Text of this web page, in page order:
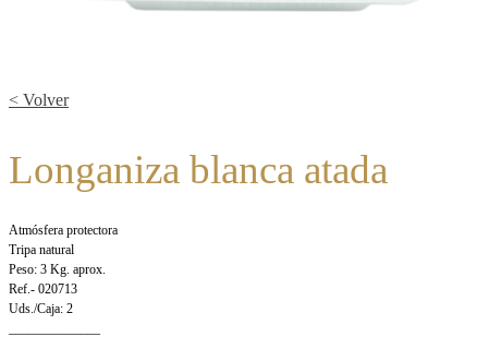
< Volver
Longaniza blanca atada
Atmósfera protectora
Tripa natural
Peso: 3 Kg. aprox.
Ref.- 020713
Uds./Caja: 2